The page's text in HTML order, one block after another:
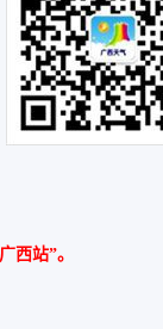
西站”。